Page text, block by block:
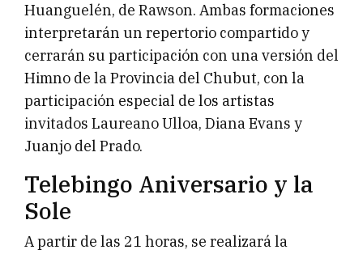
Huanguelén, de Rawson. Ambas formaciones
interpretarán un repertorio compartido y
cerrarán su participación con una versión del
Himno de la Provincia del Chubut, con la
participación especial de los artistas
invitados Laureano Ulloa, Diana Evans y
Juanjo del Prado.
Telebingo Aniversario y la
Sole
A partir de las 21 horas, se realizará la